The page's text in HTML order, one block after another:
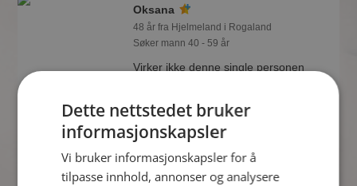
Oksana
48 år fra Hjelmeland i Rogaland
Søker mann 40 - 59 år
Virker ikke denne single personen
finne ut alt om Oksana.
Dette nettstedet bruker
informasjonskapsler
Vi bruker informasjonskapsler for å
tilpasse innhold, annonser og analysere